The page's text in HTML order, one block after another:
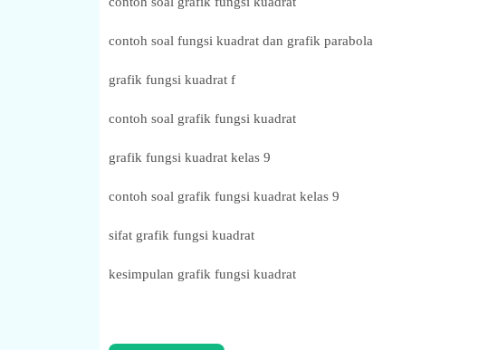
contoh soal fungsi kuadrat dan grafik parabola
grafik fungsi kuadrat f
contoh soal grafik fungsi kuadrat
grafik fungsi kuadrat kelas 9
contoh soal grafik fungsi kuadrat kelas 9
sifat grafik fungsi kuadrat
kesimpulan grafik fungsi kuadrat